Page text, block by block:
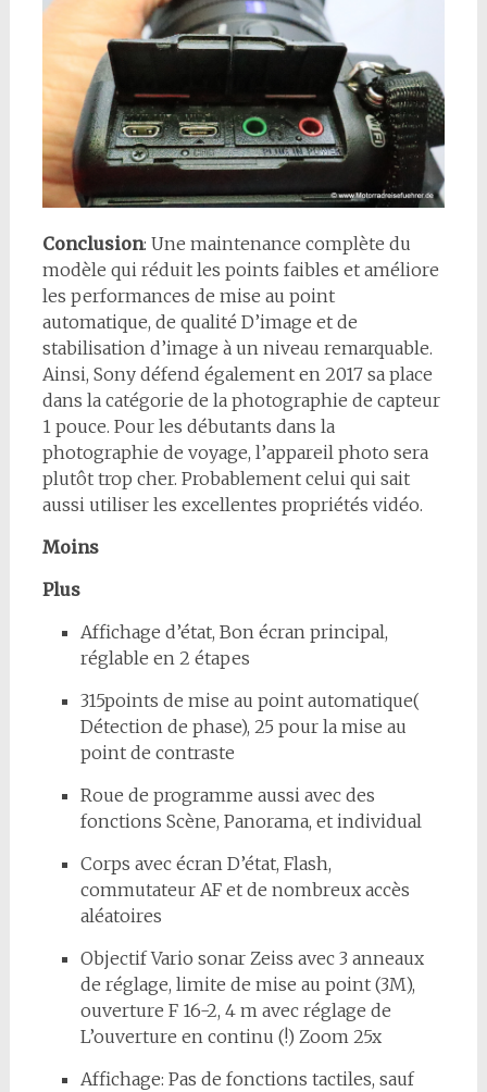
Conclusion: Une maintenance complète du
modèle qui réduit les points faibles et améliore
les performances de mise au point
automatique, de qualité D’image et de
stabilisation d’image à un niveau remarquable.
Ainsi, Sony défend également en 2017 sa place
dans la catégorie de la photographie de capteur
1 pouce. Pour les débutants dans la
photographie de voyage, l’appareil photo sera
plutôt trop cher. Probablement celui qui sait
aussi utiliser les excellentes propriétés vidéo.
Moins
Plus
Affichage d’état, Bon écran principal,
réglable en 2 étapes
315points de mise au point automatique(
Détection de phase), 25 pour la mise au
point de contraste
Roue de programme aussi avec des
fonctions Scène, Panorama, et individual
Corps avec écran D’état, Flash,
commutateur AF et de nombreux accès
aléatoires
Objectif Vario sonar Zeiss avec 3 anneaux
de réglage, limite de mise au point (3M),
ouverture F 16-2, 4 m avec réglage de
L’ouverture en continu (!) Zoom 25x
Affichage: Pas de fonctions tactiles, sauf